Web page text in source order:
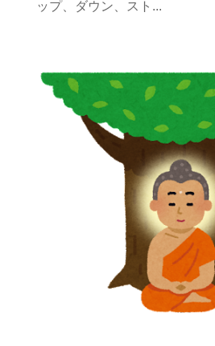
ップ、ダウン、スト...